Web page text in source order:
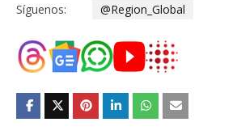
Síguenos: @Region_Global